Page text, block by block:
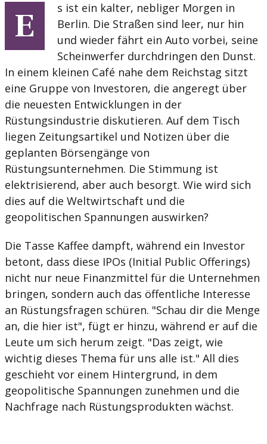
E
s ist ein kalter, nebliger Morgen in
Berlin. Die Straßen sind leer, nur hin
und wieder fährt ein Auto vorbei, seine
Scheinwerfer durchdringen den Dunst.
In einem kleinen Café nahe dem Reichstag sitzt
eine Gruppe von Investoren, die angeregt über
die neuesten Entwicklungen in der
Rüstungsindustrie diskutieren. Auf dem Tisch
liegen Zeitungsartikel und Notizen über die
geplanten Börsengänge von
Rüstungsunternehmen. Die Stimmung ist
elektrisierend, aber auch besorgt. Wie wird sich
dies auf die Weltwirtschaft und die
geopolitischen Spannungen auswirken?
Die Tasse Kaffee dampft, während ein Investor
betont, dass diese IPOs (Initial Public Offerings)
nicht nur neue Finanzmittel für die Unternehmen
bringen, sondern auch das öffentliche Interesse
an Rüstungsfragen schüren. "Schau dir die Menge
an, die hier ist", fügt er hinzu, während er auf die
Leute um sich herum zeigt. "Das zeigt, wie
wichtig dieses Thema für uns alle ist." All dies
geschieht vor einem Hintergrund, in dem
geopolitische Spannungen zunehmen und die
Nachfrage nach Rüstungsprodukten wächst.